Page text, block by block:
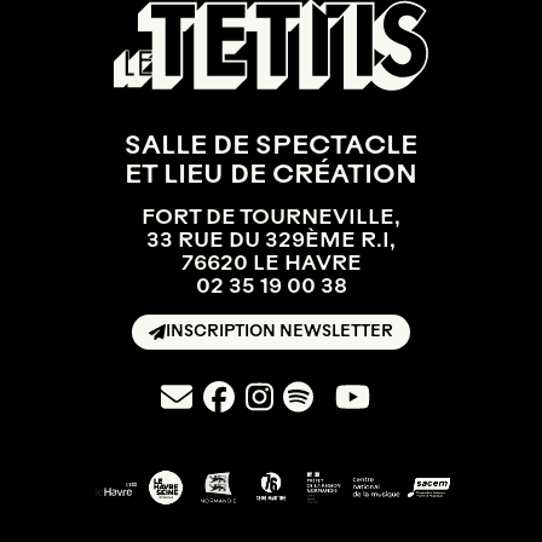
SALLE DE SPECTACLE
ET LIEU DE CRÉATION
FORT DE TOURNEVILLE,
33 RUE DU 329ÈME R.I,
76620 LE HAVRE
02 35 19 00 38
INSCRIPTION NEWSLETTER